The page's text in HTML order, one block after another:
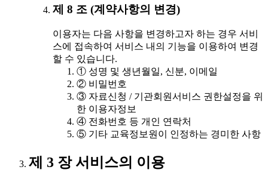
제 8 조 (계약사항의 변경)
이용자는 다음 사항을 변경하고자 하는 경우 서비
스에 접속하여 서비스 내의 기능을 이용하여 변경
할 수 있습니다.
① 성명 및 생년월일, 신분, 이메일
② 비밀번호
③ 자료신청 / 기관회원서비스 권한설정을 위
한 이용자정보
④ 전화번호 등 개인 연락처
⑤ 기타 교육정보원이 인정하는 경미한 사항
제 3 장 서비스의 이용